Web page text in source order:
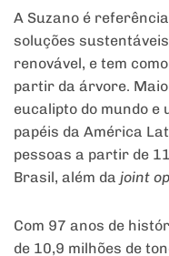
A Suzano é
soluções
renovável, e tem
partir da árvore.
eucalipto do mundo
papéis da América
pessoas a partir de
Brasil, além da joint
Com 97 anos de
de 10,9 milhões de